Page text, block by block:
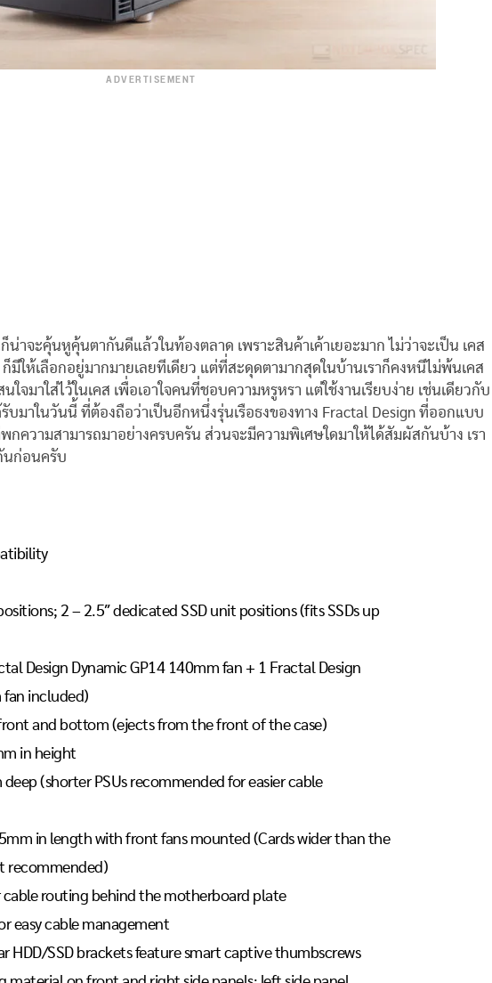
ADVERTISEMENT
าจะคุ้นหูคุ้นตากันดีแล้วในท้องตลาด เพราะสินค้าเค้าเยอะมาก ไม่ว่าจะเป็น เคส
ให้เลือกอยู่มากมายเลยทีเดียว แต่ที่สะดุดตามากสุดในบ้านเราก็คงหนีไม่พ้นเคส
จมาใส่ไว้ในเคส เพื่อเอาใจคนที่ชอบความหรูหรา แต่ใช้งานเรียบง่าย เช่นเดียวกับ
รับมาในวันนี้ ที่ต้องถือว่าเป็นอีกหนึ่งรุ่นเรือธงของทาง Fractal Design ที่ออกแบบ
ความสามารถมาอย่างครบครัน ส่วนจะมีความพิเศษใดมาให้ได้สัมผัสกันบ้าง เรา
นก่อนครับ
2 – 2.5″ dedicated SSD unit positions (fits SSDs up
Design Dynamic GP14 140mm fan + 1 Fractal Design
fan included)
and bottom (ejects from the front of the case)
in height
(shorter PSUs recommended for easier cable
in length with front fans mounted (Cards wider than the
recommended)
cable routing behind the motherboard plate
easy cable management
HDD/SSD brackets feature smart captive thumbscrews